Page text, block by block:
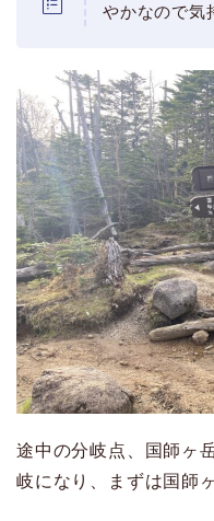
やかなので気
途中の分岐点、国師ヶ
岐になり、まずは国師